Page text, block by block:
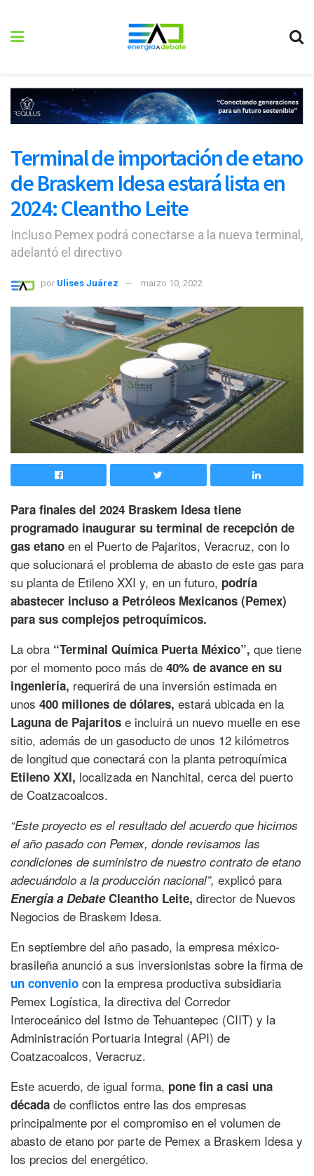
Terminal de importación de etano
de Braskem Idesa estará lista en
2024: Cleantho Leite
Incluso Pemex podrá conectarse a la nueva terminal,
adelantó el directivo
por Ulises Juárez marzo 10, 2022
Para finales del 2024 Braskem Idesa tiene
programado inaugurar su terminal de recepción de
gas etano en el Puerto de Pajaritos, Veracruz, con lo
que solucionará el problema de abasto de este gas para
su planta de Etileno XXI y, en un futuro, podría
abastecer incluso a Petróleos Mexicanos (Pemex)
para sus complejos petroquímicos.
La obra “Terminal Química Puerta México”, que tiene
por el momento poco más de 40% de avance en su
ingeniería, requerirá de una inversión estimada en
unos 400 millones de dólares, estará ubicada en la
Laguna de Pajaritos e incluirá un nuevo muelle en ese
sitio, además de un gasoducto de unos 12 kilómetros
de longitud que conectará con la planta petroquímica
Etileno XXI, localizada en Nanchital, cerca del puerto
de Coatzacoalcos.
“Este proyecto es el resultado del acuerdo que hicimos
el año pasado con Pemex, donde revisamos las
condiciones de suministro de nuestro contrato de etano
adecuándolo a la producción nacional”, explicó para
Energía a DebateCleantho Leite, director de Nuevos
Negocios de Braskem Idesa.
En septiembre del año pasado, la empresa méxico-
brasileña anunció a sus inversionistas sobre la firma de
un convenio con la empresa productiva subsidiaria
Pemex Logística, la directiva del Corredor
Interoceánico del Istmo de Tehuantepec (CIIT) y la
Administración Portuaria Integral (API) de
Coatzacoalcos, Veracruz.
Este acuerdo, de igual forma, pone fin a casi una
década de conflictos entre las dos empresas
principalmente por el compromiso en el volumen de
abasto de etano por parte de Pemex a Braskem Idesa y
los precios del energético.